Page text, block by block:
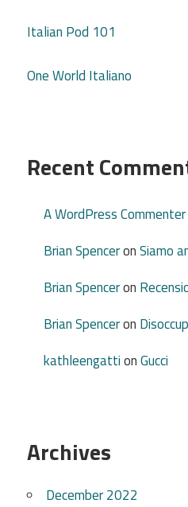
Italian Pod 101
One World Italiano
Recent
A WordPress Commenter
Brian SpenceronSiamo
Brian Spenceron
Brian Spenceron
kathleengattionGucci
Archives
December 2022